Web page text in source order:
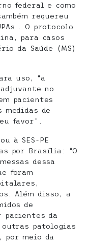
federal e como
requereu
. O protocolo
para casos
da Saúde (MS)
uso, “a
no
pacientes
de
favor”.
à SES-PE
por Brasília: “O
dessa
foram
Além disso, a
de
da
outras patologias
por meio da